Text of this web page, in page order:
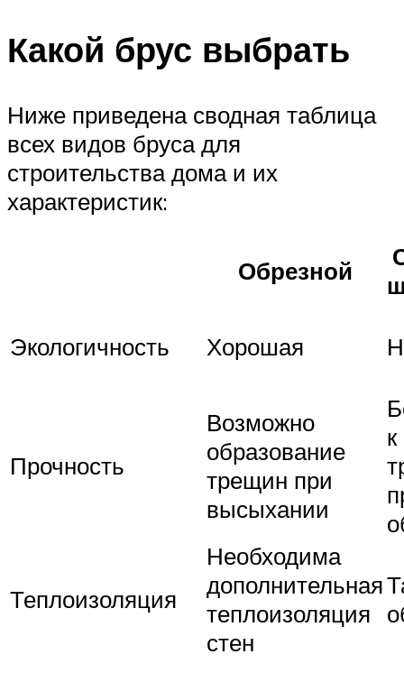
Какой брус выбрать
Ниже приведена сводная таблица
всех видов бруса для
строительства дома и их
характеристик:
Обрезной
Экологичность Хорошая
Прочность
Возможно
образование
трещин при
высыхании
Теплоизоляция
Необходима
дополнительная
теплоизоляция
стен